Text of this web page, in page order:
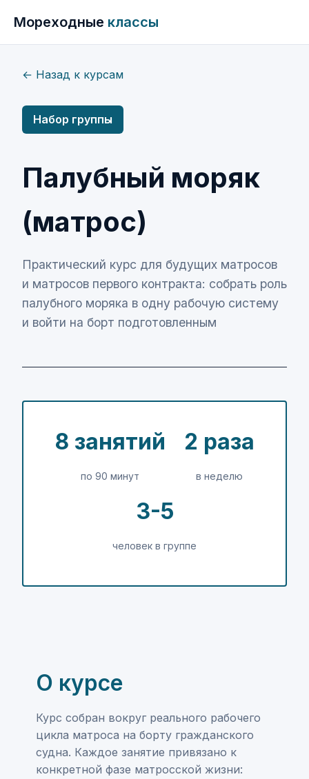
Мореходные классы
← Назад к курсам
Набор группы
Палубный моряк
(матрос)
Практический курс для будущих матросов
и матросов первого контракта: собрать роль
палубного моряка в одну рабочую систему
и войти на борт подготовленным
8 занятий
по 90 минут
2 раза
в неделю
3-5
человек в группе
О курсе
Курс собран вокруг реального рабочего
цикла матроса на борту гражданского
судна. Каждое занятие привязано к
конкретной фазе матросской жизни: